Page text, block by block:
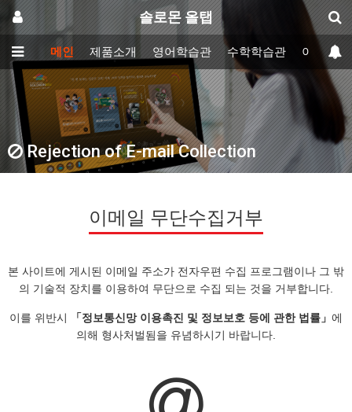
솔로몬 올탭
메인 제품소개 영어학습관 수학학습관 이러닝학
Rejection of E-mail Collection
이메일 무단수집거부
본 사이트에 게시된 이메일 주소가 전자우편 수집 프로그램이나 그 밖
의 기술적 장치를 이용하여 무단으로 수집 되는 것을 거부합니다.
이를 위반시 「정보통신망 이용촉진 및 정보보호 등에 관한 법률」 에
의해 형사처벌됨을 유념하시기 바랍니다.